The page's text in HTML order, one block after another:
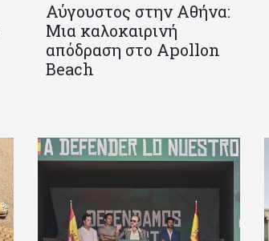
Αύγουστος στην Αθήνα:
Μια καλοκαιρινή
απόδραση στο Apollon
Beach